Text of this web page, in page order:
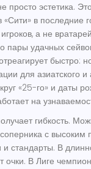
эстетика.
в последние
а не
пары удачных
быстро:
для азиатского и
«25-го» и даты
на
гибкость.
с высоким
стандарты. В
очки. В Лиге